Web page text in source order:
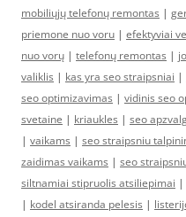
mobiliųjų telefonų remontas |
priemone nuo voru | efektyviai
nuo vorų | telefonų remontas |
valiklis | kas yra seo straipsniai |
seo optimizavimas | vidinis seo
svetaine | kriaukles | seo
| vaikams | seo straipsniu
zaidimas vaikams | seo
siltnamiai stipruolis atsiliepimai |
| kodel atsiranda pelesis |